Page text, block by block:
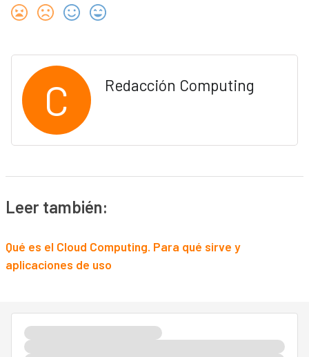
C Redacción Computing
Leer también:
Qué es el Cloud Computing. Para qué sirve y
aplicaciones de uso